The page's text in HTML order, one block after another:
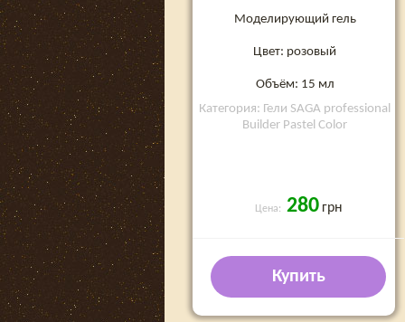
Моделирующий гель
Цвет: розовый
Объём: 15 мл
Категория: Гели SAGA professional
Builder Pastel Color
Цена: 280 грн
Купить